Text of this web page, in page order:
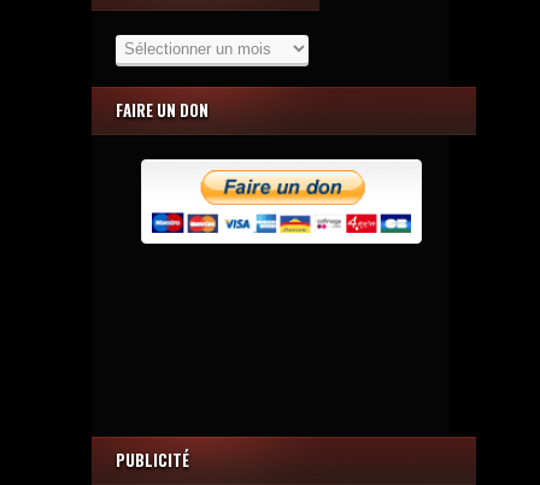
Archives
FAIRE UN DON
PUBLICITÉ